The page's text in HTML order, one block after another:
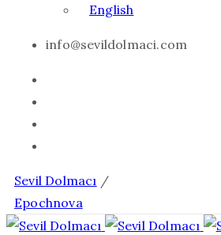
English
info@sevildolmaci.com
Sevil Dolmacı /
Epochnova